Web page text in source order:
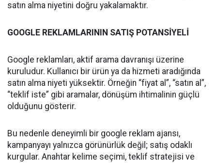
satın alma niyetini doğru yakalamaktır.
GOOGLE REKLAMLARININ SATIŞ POTANSİYELİ
Google reklamları, aktif arama davranışı üzerine
kuruludur. Kullanıcı bir ürün ya da hizmeti aradığında
satın alma niyeti yüksektir. Örneğin “fiyat al”, “satın al”,
“teklif iste” gibi aramalar, dönüşüm ihtimalinin güçlü
olduğunu gösterir.
Bu nedenle deneyimli bir google reklam ajansı,
kampanyayı yalnızca görünürlük değil; satış odaklı
kurgular. Anahtar kelime seçimi, teklif stratejisi ve